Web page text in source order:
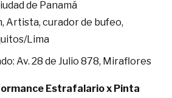
de Panamá
Artista, curador de bufeo,
Lima
Av. 28 de Julio 878, Miraflores
Estrafalario x Pinta